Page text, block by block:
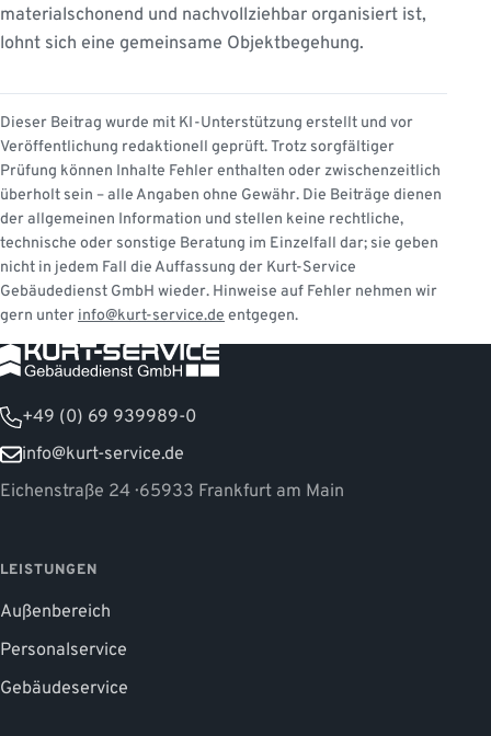
materialschonend und nachvollziehbar organisiert ist,
lohnt sich eine gemeinsame Objektbegehung.
Dieser Beitrag wurde mit KI-Unterstützung erstellt und vor
Veröffentlichung redaktionell geprüft. Trotz sorgfältiger
Prüfung können Inhalte Fehler enthalten oder zwischenzeitlich
überholt sein – alle Angaben ohne Gewähr. Die Beiträge dienen
der allgemeinen Information und stellen keine rechtliche,
technische oder sonstige Beratung im Einzelfall dar; sie geben
nicht in jedem Fall die Auffassung der Kurt-Service
Gebäudedienst GmbH wieder. Hinweise auf Fehler nehmen wir
gern unter info@kurt-service.de entgegen.
+49 (0) 69 939989-0
info@kurt-service.de
Eichenstraße 24 · 65933 Frankfurt am Main
LEISTUNGEN
Außenbereich
Personalservice
Gebäudeservice